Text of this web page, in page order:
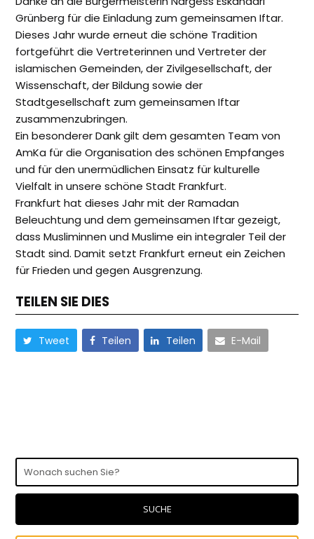
Grünberg für die Einladung zum gemeinsamen Iftar.
Dieses Jahr wurde erneut die schöne Tradition
fortgeführt die Vertreterinnen und Vertreter der
islamischen Gemeinden, der Zivilgesellschaft, der
Wissenschaft, der Bildung sowie der
Stadtgesellschaft zum gemeinsamen Iftar
zusammenzubringen.
Ein besonderer Dank gilt dem gesamten Team von
AmKa für die Organisation des schönen Empfanges
und für den unermüdlichen Einsatz für kulturelle
Vielfalt in unsere schöne Stadt Frankfurt.
Frankfurt hat dieses Jahr mit der Ramadan
Beleuchtung und dem gemeinsamen Iftar gezeigt,
dass Musliminnen und Muslime ein integraler Teil der
Stadt sind. Damit setzt Frankfurt erneut ein Zeichen
für Frieden und gegen Ausgrenzung.
TEILEN SIE DIES
Tweet Teilen Teilen E-Mail
Wonach
suchen
Sie?
SUCHE